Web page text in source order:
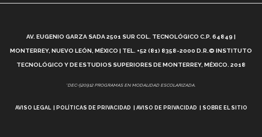
¿Cómo es el Modelo Educativo Tec? (video)
Vida Tec: Feminismo e Inteligencia Artificial, Paola
AV. EUGENIO GARZA SADA 2501 SUR COL. TECNOLÓGICO C.P. 64849 |
MONTERREY, NUEVO LEÓN, MÉXICO | TEL. +52 (81) 8358-2000 D.R.© INSTITUTO
TECNOLÓGICO Y DE ESTUDIOS SUPERIORES DE MONTERREY, MÉXICO. 2018
*DEC-520912 PROGRAMAS EN MODALIDAD ESCOLARIZADA.
AVISO LEGAL POLÍTICAS DE PRIVACIDAD AVISO DE PRIVACIDAD SOBRE EL SITIO